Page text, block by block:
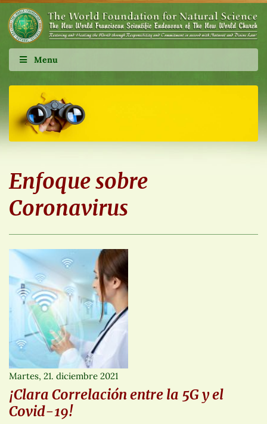
Menu
Enfoque sobre
Coronavirus
Martes, 21. diciembre 2021
¡Clara Correlación entre la 5G y el
Covid-19!